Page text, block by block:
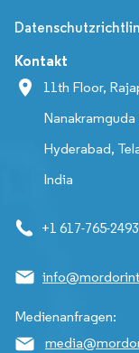
Kontakt
11th Floor,
Hyderabad,
India
+1 617-765-2493
Medienanfragen: